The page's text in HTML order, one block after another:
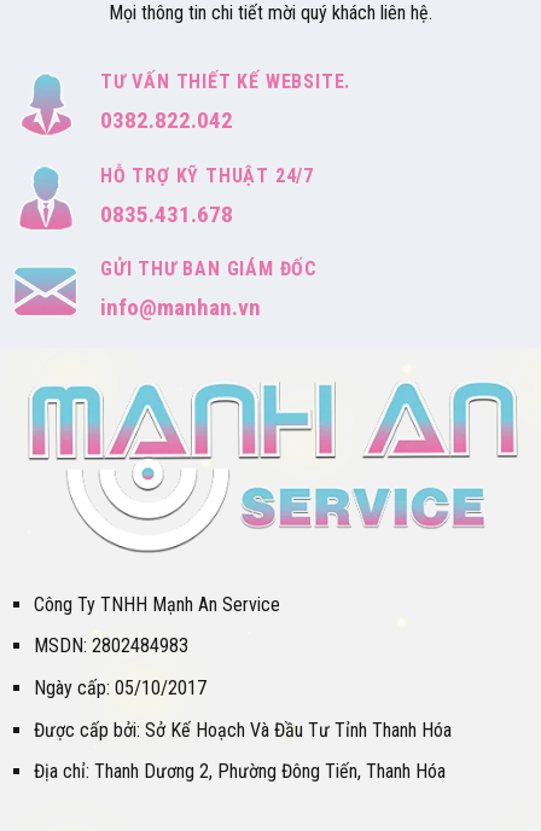
Mọi thông tin chi tiết mời quý khách liên hệ.
TƯ VẤN THIẾT KẾ WEBSITE.
0382.822.042
HỖ TRỢ KỸ THUẬT 24/7
0835.431.678
GỬI THƯ BAN GIÁM ĐỐC
info@manhan.vn
Công Ty TNHH Mạnh An Service
MSDN: 2802484983
Ngày cấp: 05/10/2017
Được cấp bởi: Sở Kế Hoạch Và Đầu Tư Tỉnh Thanh Hóa
Địa chỉ: Thanh Dương 2, Phường Đông Tiến, Thanh Hóa